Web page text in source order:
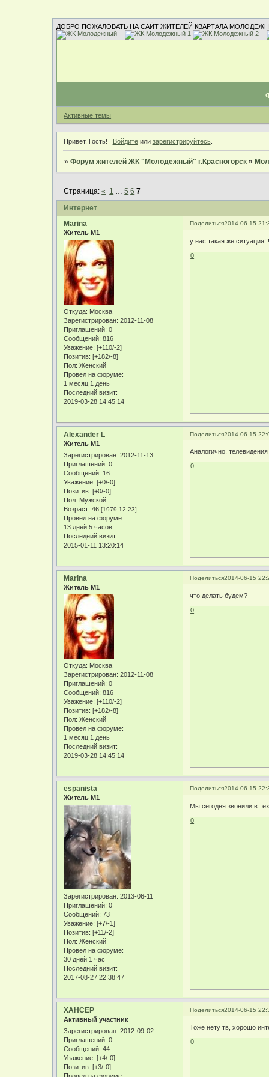
ДОБРО ПОЖАЛОВАТЬ НА САЙТ ЖИТЕЛЕЙ КВАРТАЛА
Активные темы
Привет, Гость! Войдитеили зарегистрируйтесь.
»Форум жителей ЖК "Молодежный" г.Красногорск »
Интернет
Страница:« 1 5 6 7
Поделиться2014-06-15
Marina
Житель М1
Откуда: Москва
Зарегистрирован: 2012-11-08
Приглашений: 0
Сообщений: 816
Уважение: [+110/-2]
Позитив: [+182/-8]
Пол: Женский
Провел на форуме:
1 месяц 1 день
Последний визит:
2019-03-28 14:45:14
у нас такая же
0
Поделиться2014-06-15
Alexander L
Житель М1
Зарегистрирован: 2012-11-13
Приглашений: 0
Сообщений: 16
Уважение: [+0/-0]
Позитив: [+0/-0]
Пол: Мужской
Возраст: 46[1979-12-23]
Провел на форуме:
13 дней 5 часов
Последний визит:
2015-01-11 13:20:14
Аналогично, телевидения
0
Поделиться2014-06-15
Marina
Житель М1
Откуда: Москва
Зарегистрирован: 2012-11-08
Приглашений: 0
Сообщений: 816
Уважение: [+110/-2]
Позитив: [+182/-8]
Пол: Женский
Провел на форуме:
1 месяц 1 день
Последний визит:
2019-03-28 14:45:14
что делать будем?
0
Поделиться2014-06-15
espanista
Житель М1
Зарегистрирован: 2013-06-11
Приглашений: 0
Сообщений: 73
Уважение: [+7/-1]
Позитив: [+11/-2]
Пол: Женский
Провел на форуме:
30 дней 1 час
Последний визит:
2017-08-27 22:38:47
Мы сегодня звонили в
0
Поделиться2014-06-15
XAHCEP
Активный участник
Зарегистрирован: 2012-09-02
Приглашений: 0
Сообщений: 44
Уважение: [+4/-0]
Позитив: [+3/-0]
Тоже нету тв, хорошо
0